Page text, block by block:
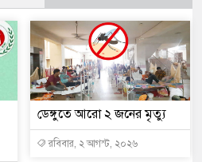
ডেঙ্গুতে আরো ২ জনের মৃত্যু
রবিবার, ২ আগস্ট, ২০২৬